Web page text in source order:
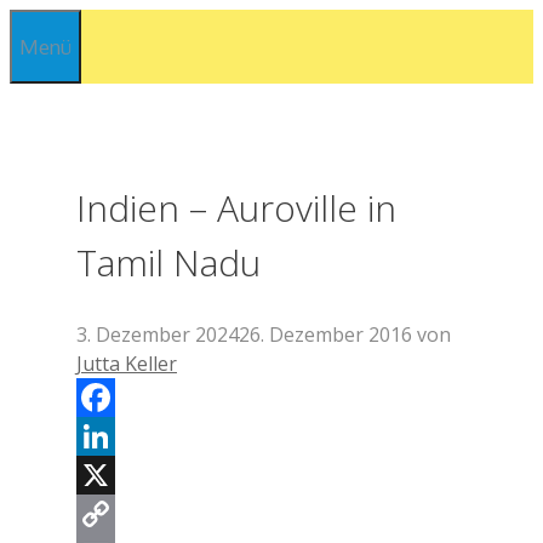
Inhalt
springen
Menü
Indien – Auroville in
Tamil Nadu
3. Dezember 202426. Dezember 2016 von
Jutta Keller
Facebook
LinkedIn
X